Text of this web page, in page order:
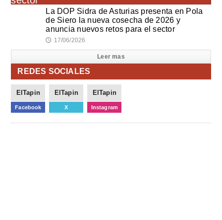
La DOP Sidra de Asturias presenta en Pola
de Siero la nueva cosecha de 2026 y
anuncia nuevos retos para el sector
🕔 17/06/2026
Leer mas
REDES SOCIALES
ElTapin
Facebook
ElTapin
X
ElTapin
Instagram